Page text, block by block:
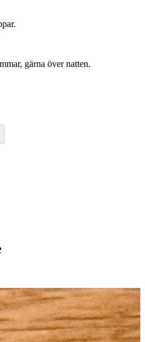
gärna över natten.